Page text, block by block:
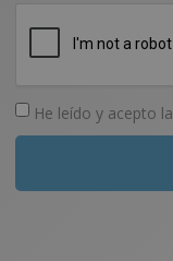
He leído y acepto la